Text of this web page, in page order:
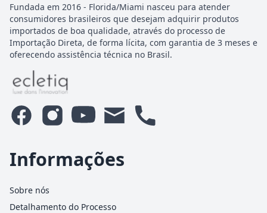
Fundada em 2016 - Florida/Miami nasceu para atender
consumidores brasileiros que desejam adquirir produtos
importados de boa qualidade, através do processo de
Importação Direta, de forma lícita, com garantia de 3 meses e
oferecendo assistência técnica no Brasil.
Informações
Sobre nós
Detalhamento do Processo